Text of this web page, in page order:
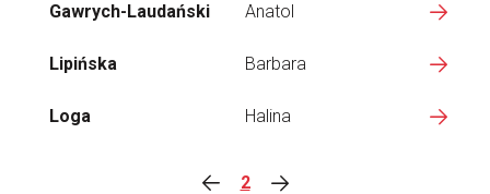
Gawrych-Laudański Anatol
Lipińska Barbara
Loga Halina
2